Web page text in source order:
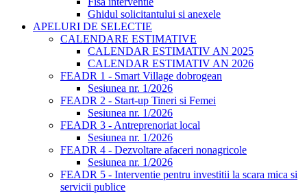
Ghidul solicitantului si anexele
APELURI DE SELECTIE
CALENDARE ESTIMATIVE
CALENDAR ESTIMATIV AN 2025
CALENDAR ESTIMATIV AN 2026
FEADR 1 - Smart Village dobrogean
Sesiunea nr. 1/2026
FEADR 2 - Start-up Tineri si Femei
Sesiunea nr. 1/2026
FEADR 3 - Antreprenoriat local
Sesiunea nr. 1/2026
FEADR 4 - Dezvoltare afaceri nonagricole
Sesiunea nr. 1/2026
FEADR 5 - Interventie pentru investitii la scara mica si
servicii publice